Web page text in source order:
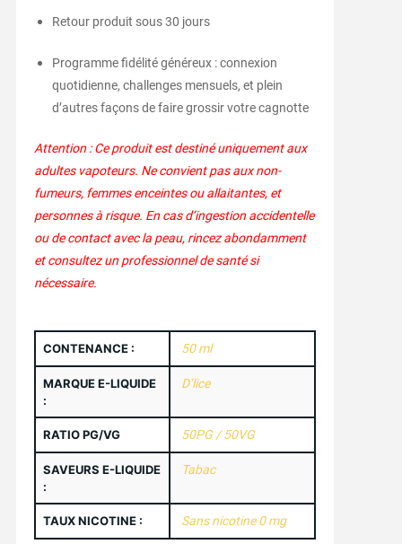
Retour produit sous 30 jours
Programme fidélité généreux : connexion
quotidienne, challenges mensuels, et plein
d’autres façons de faire grossir votre cagnotte
Attention : Ce produit est destiné uniquement aux
adultes vapoteurs. Ne convient pas aux non-
fumeurs, femmes enceintes ou allaitantes, et
personnes à risque. En cas d’ingestion accidentelle
ou de contact avec la peau, rincez abondamment
et consultez un professionnel de santé si
nécessaire.
CONTENANCE : 50 ml
MARQUE E-LIQUIDE
:
D’lice
RATIO PG/VG 50PG / 50VG
SAVEURS E-LIQUIDE
:
Tabac
TAUX NICOTINE : Sans nicotine 0 mg